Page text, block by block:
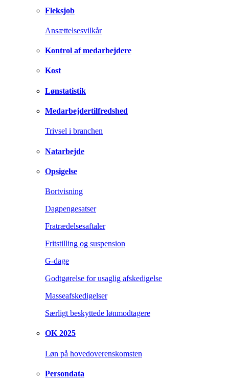
Fleksjob
Ansættelsesvilkår
Kontrol af medarbejdere
Kost
Lønstatistik
Medarbejdertilfredshed
Trivsel i branchen
Natarbejde
Opsigelse
Bortvisning
Dagpengesatser
Fratrædelsesaftaler
Fritstilling og suspension
G-dage
Godtgørelse for usaglig afskedigelse
Masseafskedigelser
Særligt beskyttede lønmodtagere
OK 2025
Løn på hovedoverenskomsten
Persondata